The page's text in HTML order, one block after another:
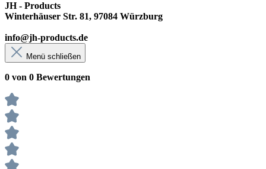
JH - Products
Winterhäuser Str. 81, 97084 Würzburg
info@jh-products.de
Menü schließen
0 von 0 Bewertungen